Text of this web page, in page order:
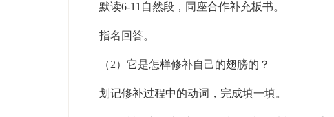
默读6-11自然段，同座合作补充板书。
指名回答。
（2）它是怎样修补自己的翅膀的？
划记修补过程中的动词，完成填一填。